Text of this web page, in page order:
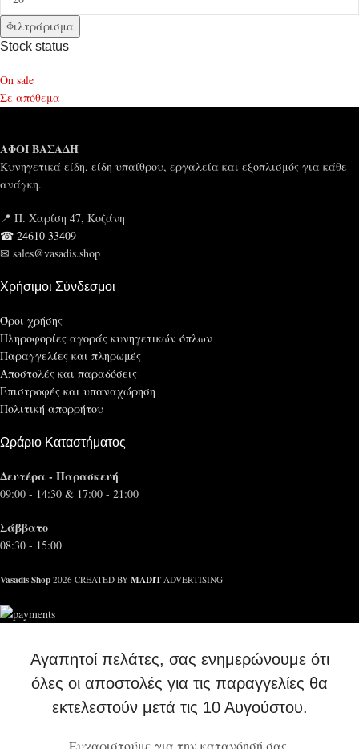
Φιλτράρισμα
Stock status
On sale
Σε απόθεμα
ΑΦΟΙ ΒΑΣΑΔΗ
Κυνηγετικά είδη, είδη υπαίθρου, εργαλεία και εξοπλισμός για κάθε
ανάγκη.
📍 Π. Χαρίση 47, Κοζάνη
☎ 24610 33409
✉ sales@vasadis.shop
Χρήσιμοι Σύνδεσμοι
Όροι χρήσης
Πληροφορίες αγοράς κυνηγετικών όπλων
Παραγγελίες και πληρωμές
Αποστολές και παραδόσεις
Επιστροφές και υπαναχώρηση
Πολιτική απορρήτου
Ωράριο Καταστήματος
Δευτέρα - Παρασκευή
09:00 - 14:30 & 17:00 - 21:00
Σάββατο
08:30 - 15:00
Vasadis Shop 2026 CREATED BY MADIT ADVERTISING
Αγαπητοί πελάτες, σας ενημερώνουμε ότι
όλες οι αποστολές για τις παραγγελίες θα
εκτελεστούν μετά τις 10 Αυγούστου.
Ευχαριστούμε για την κατανόησή σας.